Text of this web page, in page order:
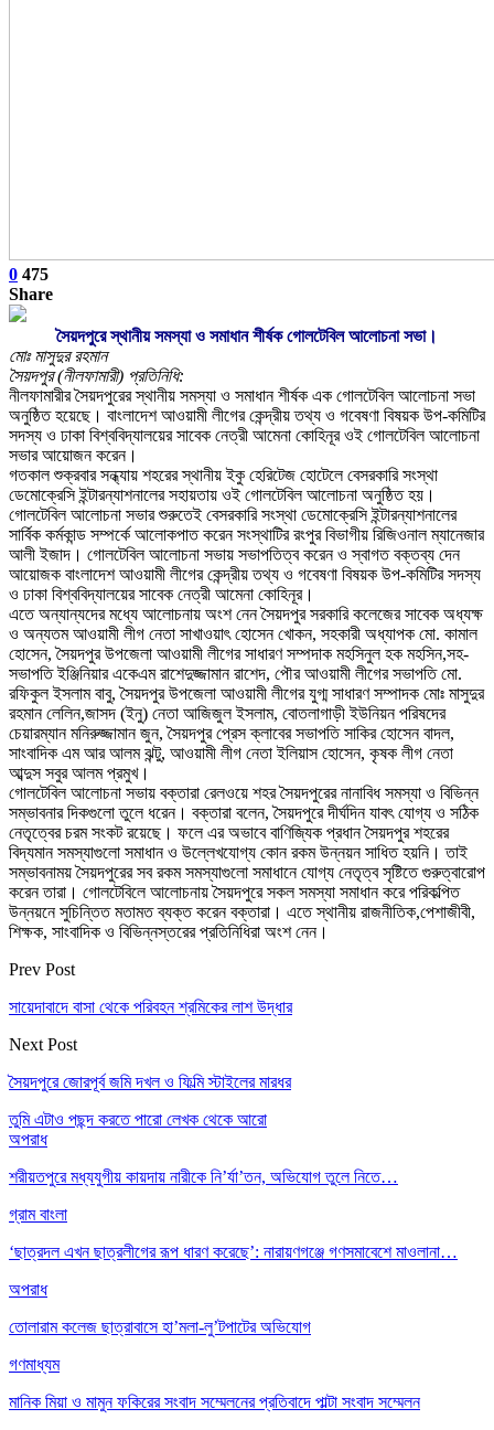
0 475
Share
সৈয়দপুরে স্থানীয় সমস্যা ও সমাধান শীর্ষক গোলটেবিল আলোচনা সভা।
মোঃ মাসুদুর রহমান
সৈয়দপুর (নীলফামারী) প্রতিনিধি:
নীলফামারীর সৈয়দপুরের স্থানীয় সমস্যা ও সমাধান শীর্ষক এক গোলটেবিল আলোচনা সভা
অনুষ্ঠিত হয়েছে। বাংলাদেশ আওয়ামী লীগের কেন্দ্রীয় তথ্য ও গবেষণা বিষয়ক উপ-কমিটির
সদস্য ও ঢাকা বিশ্ববিদ্যালয়ের সাবেক নেত্রী আমেনা কোহিনূর ওই গোলটেবিল আলোচনা
সভার আয়োজন করেন।
গতকাল শুক্রবার সন্ধ্যায় শহরের স্থানীয় ইকু হেরিটেজ হোটেলে বেসরকারি সংস্থা
ডেমোক্রেসি ইন্টারন্যাশনালের সহায়তায় ওই গোলটেবিল আলোচনা অনুষ্ঠিত হয়।
গোলটেবিল আলোচনা সভার শুরুতেই বেসরকারি সংস্থা ডেমোক্রেসি ইন্টারন্যাশনালের
সার্বিক কর্মকান্ড সম্পর্কে আলোকপাত করেন সংস্থাটির রংপুর বিভাগীয় রিজিওনাল ম্যানেজার
আলী ইজাদ। গোলটেবিল আলোচনা সভায় সভাপতিত্ব করেন ও স্বাগত বক্তব্য দেন
আয়োজক বাংলাদেশ আওয়ামী লীগের কেন্দ্রীয় তথ্য ও গবেষণা বিষয়ক উপ-কমিটির সদস্য
ও ঢাকা বিশ্ববিদ্যালয়ের সাবেক নেত্রী আমেনা কোহিনূর।
এতে অন্যান্যদের মধ্যে আলোচনায় অংশ নেন সৈয়দপুর সরকারি কলেজের সাবেক অধ্যক্ষ
ও অন্যতম আওয়ামী লীগ নেতা সাখাওয়াৎ হোসেন খোকন, সহকারী অধ্যাপক মো. কামাল
হোসেন, সৈয়দপুর উপজেলা আওয়ামী লীগের সাধারণ সম্পদাক মহসিনুল হক মহসিন,সহ-
সভাপতি ইঞ্জিনিয়ার একেএম রাশেদুজ্জামান রাশেদ, পৌর আওয়ামী লীগের সভাপতি মো.
রফিকুল ইসলাম বাবু, সৈয়দপুর উপজেলা আওয়ামী লীগের যুগ্ম সাধারণ সম্পাদক মোঃ মাসুদুর
রহমান লেলিন,জাসদ (ইনু) নেতা আজিজুল ইসলাম, বোতলাগাড়ী ইউনিয়ন পরিষদের
চেয়ারম্যান মনিরুজ্জামান জুন, সৈয়দপুর প্রেস ক্লাবের সভাপতি সাকির হোসেন বাদল,
সাংবাদিক এম আর আলম ঝন্টু, আওয়ামী লীগ নেতা ইলিয়াস হোসেন, কৃষক লীগ নেতা
আব্দুস সবুর আলম প্রমুখ।
গোলটেবিল আলোচনা সভায় বক্তারা রেলওয়ে শহর সৈয়দপুরের নানাবিধ সমস্যা ও বিভিন্ন
সম্ভাবনার দিকগুলো তুলে ধরেন। বক্তারা বলেন, সৈয়দপুরে দীর্ঘদিন যাবৎ যোগ্য ও সঠিক
নেতৃত্বের চরম সংকট রয়েছে। ফলে এর অভাবে বাণিজ্যিক প্রধান সৈয়দপুর শহরের
বিদ্যমান সমস্যাগুলো সমাধান ও উল্লেখযোগ্য কোন রকম উন্নয়ন সাধিত হয়নি। তাই
সম্ভাবনাময় সৈয়দপুরের সব রকম সমস্যাগুলো সমাধানে যোগ্য নেতৃত্ব সৃষ্টিতে গুরুত্বারোপ
করেন তারা। গোলটেবিলে আলোচনায় সৈয়দপুরে সকল সমস্যা সমাধান করে পরিকল্পিত
উন্নয়নে সুচিন্তিত মতামত ব্যক্ত করেন বক্তারা। এতে স্থানীয় রাজনীতিক,পেশাজীবী,
শিক্ষক, সাংবাদিক ও বিভিন্নস্তরের প্রতিনিধিরা অংশ নেন।
Prev Post
সায়েদাবাদে বাসা থেকে পরিবহন শ্রমিকের লাশ উদ্ধার
Next Post
সৈয়দপুরে জোরপূর্ব জমি দখল ও ফিল্মি স্টাইলের মারধর
তুমি এটাও পছন্দ করতে পারো লেখক থেকে আরো
অপরাধ
শরীয়তপুরে মধ্যযুগীয় কায়দায় নারীকে নি’র্যা’তন, অভিযোগ তুলে নিতে…
গ্রাম বাংলা
‘ছাত্রদল এখন ছাত্রলীগের রূপ ধারণ করেছে’: নারায়ণগঞ্জে গণসমাবেশে মাওলানা…
অপরাধ
তোলারাম কলেজ ছাত্রাবাসে হা’মলা-লু’টপাটের অভিযোগ
গণমাধ্যম
মানিক মিয়া ও মামুন ফকিরের সংবাদ সম্মেলনের প্রতিবাদে পাল্টা সংবাদ সম্মেলন